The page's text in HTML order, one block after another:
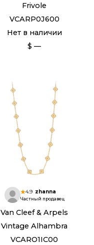
Frivole
VCARP0J600
Нет в наличии
$ —
4.9 zhanna
Частный продавец
Van Cleef & Arpels
Vintage Alhambra
VCARO1IC00